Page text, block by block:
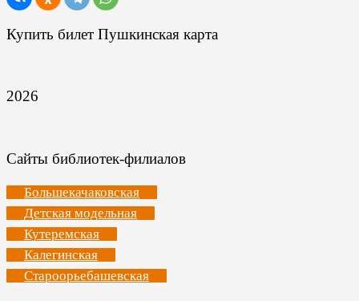
Купить билет Пушкинская карта
2026
Сайты библиотек-филиалов
Большекачаковская
Детская модельная
Кутеремская
Калегинская
Староорьебашевская